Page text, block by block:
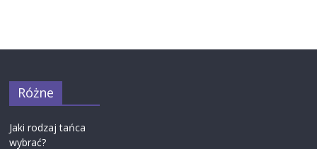
Różne
Jaki rodzaj tańca
wybrać?